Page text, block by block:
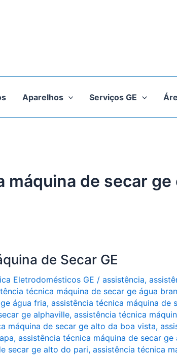
Aparelhos Serviços GE
de secar ge
de Secar GE
Eletrodomésticos GE / assistência,
técnica máquina de secar ge água
água fria, assistência técnica máquina de
ge alphaville, assistência técnica
máquina de secar ge alto da boa vista,
, assistência técnica máquina de secar ge
secar ge alto do pari, assistência técnica